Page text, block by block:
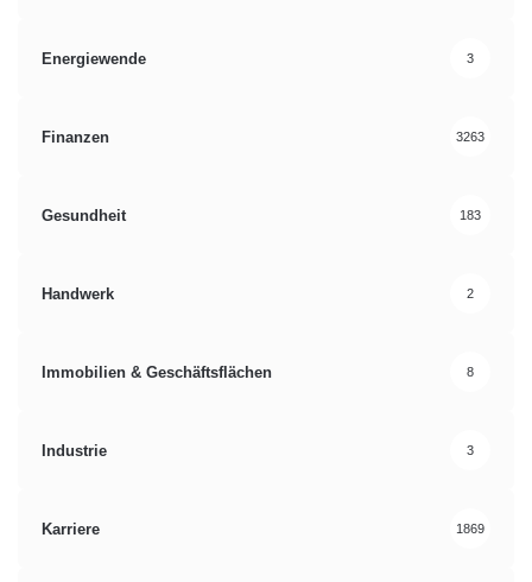
Energiewende 3
Finanzen 3263
Gesundheit 183
Handwerk 2
Immobilien & Geschäftsflächen 8
Industrie 3
Karriere 1869